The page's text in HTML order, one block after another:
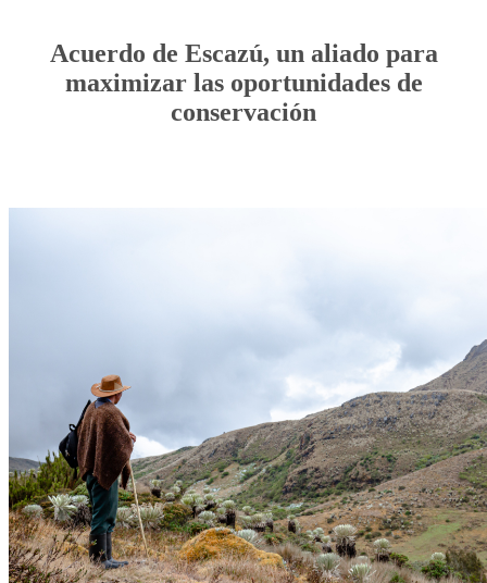
Acuerdo de Escazú, un aliado para
maximizar las oportunidades de
conservación